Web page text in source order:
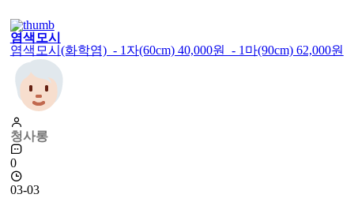
염색모시
염색모시(화학염) - 1자(60cm) 40,000원 - 1마(90cm) 62,000원
청사롱
0
03-03